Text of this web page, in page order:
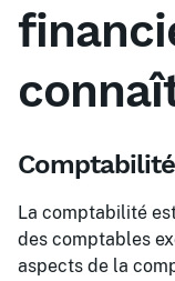
La comptabilité
des comptables
aspects de la